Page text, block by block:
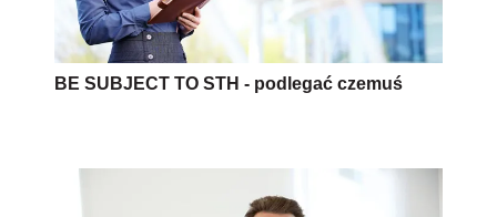
BE SUBJECT TO STH - podlegać czemuś